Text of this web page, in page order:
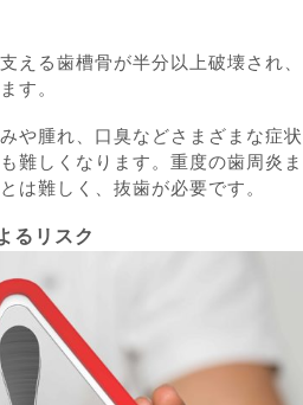
える歯槽骨が半分以上破壊され、
す。
や腫れ、口臭などさまざまな症状
難しくなります。重度の歯周炎ま
は難しく、抜歯が必要です。
るリスク